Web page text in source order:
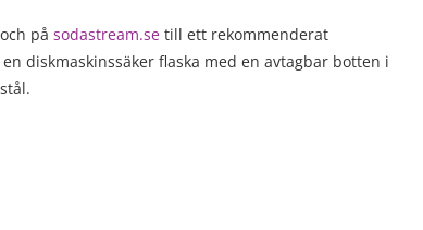
på sodastream.se till ett rekommenderat
diskmaskinssäker flaska med en avtagbar botten i